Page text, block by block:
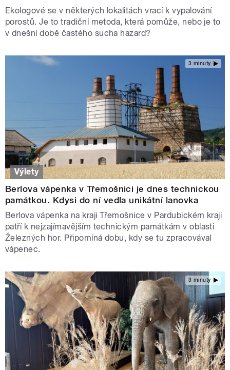
Ekologové se v některých lokalitách vrací k vypalování
porostů. Je to tradiční metoda, která pomůže, nebo je to
v dnešní době častého sucha hazard?
3 minuty
Výlety
Berlova vápenka v Třemošnici je dnes technickou
památkou. Kdysi do ní vedla unikátní lanovka
Berlova vápenka na kraji Třemošnice v Pardubickém kraji
patří k nejzajímavějším technickým památkám v oblasti
Železných hor. Připomíná dobu, kdy se tu zpracovával
vápenec.
3 minuty